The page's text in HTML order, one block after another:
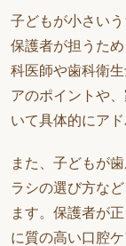
子どもが小さい
保護者が担うた
科医師や歯科衛
アのポイントや
いて具体的にア
また、子どもが
ラシの選び方な
ます。保護者が
に質の高い口腔